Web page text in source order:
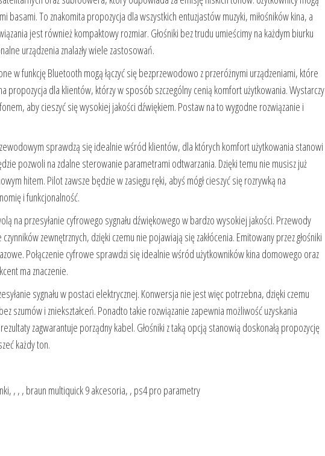
basami. To znakomita propozycja dla wszystkich entuzjastów muzyki, miłośników kina, a
jest również kompaktowy rozmiar. Głośniki bez trudu umieścimy na każdym biurku
urządzenia znalazły wiele zastosowań.
w funkcję Bluetooth mogą łączyć się bezprzewodowo z przeróżnymi urządzeniami, które
propozycja dla klientów, którzy w sposób szczególny cenią komfort użytkowania. Wystarczy
aby cieszyć się wysokiej jakości dźwiękiem. Postaw na to wygodne rozwiązanie i
sprawdzą się idealnie wśród klientów, dla których komfort użytkowania stanowi
pozwoli na zdalne sterowanie parametrami odtwarzania. Dzięki temu nie musisz już
hitem. Pilot zawsze będzie w zasięgu ręki, abyś mógł cieszyć się rozrywką na
i funkcjonalność.
na przesyłanie cyfrowego sygnału dźwiękowego w bardzo wysokiej jakości. Przewody
zewnętrznych, dzięki czemu nie pojawiają się zakłócenia. Emitowany przez głośniki
Połączenie cyfrowe sprawdzi się idealnie wśród użytkowników kina domowego oraz
ma znaczenie.
sygnału w postaci elektrycznej. Konwersja nie jest więc potrzebna, dzięki czemu
szumów i zniekształceń. Ponadto takie rozwiązanie zapewnia możliwość uzyskania
zagwarantuje porządny kabel. Głośniki z taką opcją stanowią doskonałą propozycję
każdy ton.
, , , braun multiquick 9 akcesoria, , ps4 pro parametry